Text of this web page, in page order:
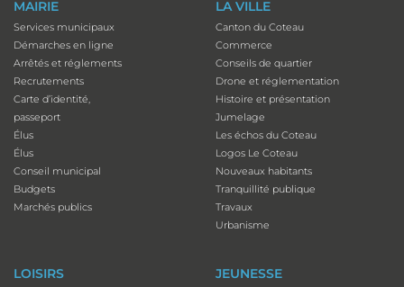
MAIRIE
Services municipaux
Démarches en ligne
Arrêtés et réglements
Recrutements
Carte d’identité,
passeport
Élus
Élus
Conseil municipal
Budgets
Marchés publics
LA VILLE
Canton du Coteau
Commerce
Conseils de quartier
Drone et réglementation
Histoire et présentation
Jumelage
Les échos du Coteau
Logos Le Coteau
Nouveaux habitants
Tranquillité publique
Travaux
Urbanisme
LOISIRS JEUNESSE